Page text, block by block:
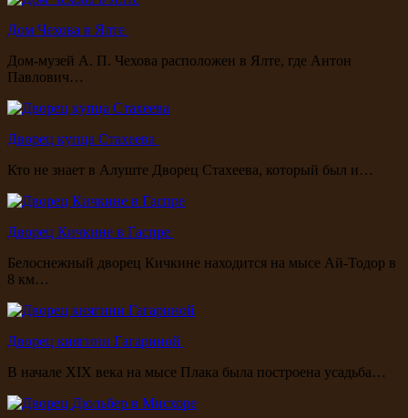
Дом Чехова в Ялте
Дом-музей А. П. Чехова расположен в Ялте, где Антон
Павлович…
Дворец купца Стахеева
Кто не знает в Алуште Дворец Стахеева, который был и…
Дворец Кичкине в Гаспре
Белоснежный дворец Кичкине находится на мысе Ай-Тодор в
8 км…
Дворец княгини Гагариной
В начале XIX века на мысе Плака была построена усадьба…